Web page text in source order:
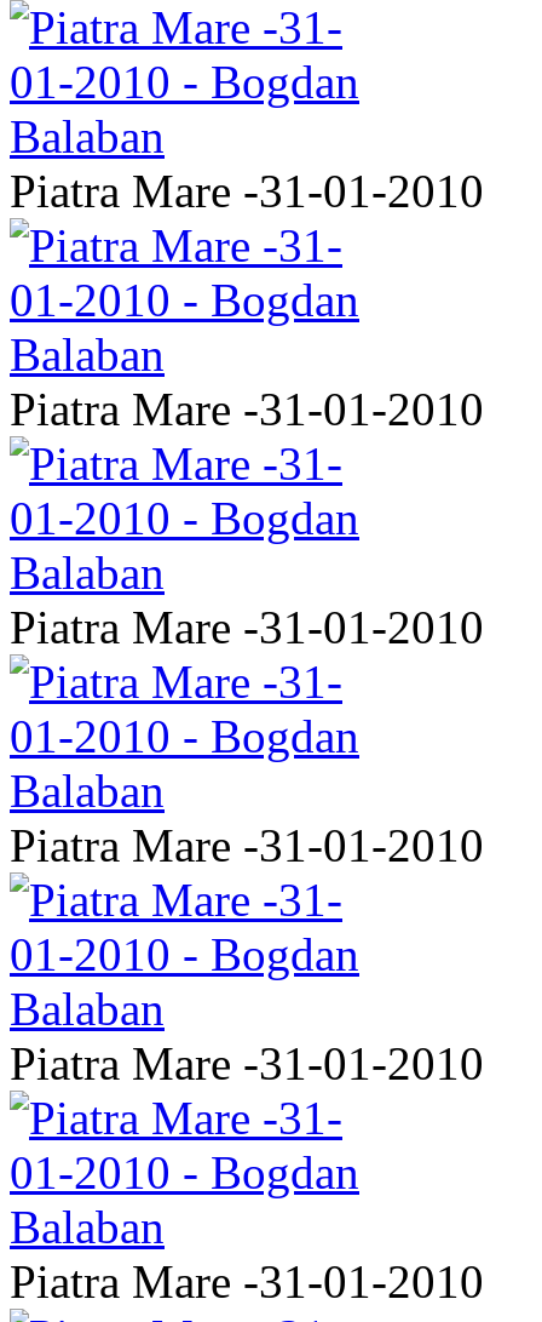
Piatra Mare -31-01-2010
Piatra Mare -31-01-2010
Piatra Mare -31-01-2010
Piatra Mare -31-01-2010
Piatra Mare -31-01-2010
Piatra Mare -31-01-2010